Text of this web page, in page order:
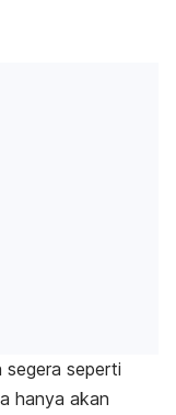
segera seperti
hanya akan